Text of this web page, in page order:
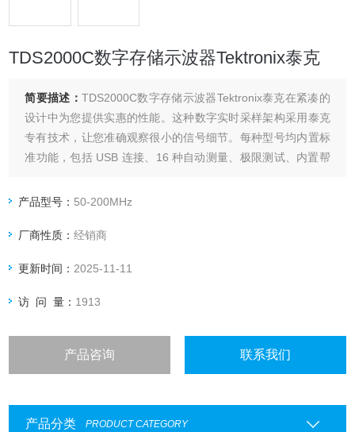
TDS2000C数字存储示波器Tektronix泰克
简要描述： TDS2000C数字存储示波器Tektronix泰克在紧凑的
设计中为您提供实惠的性能。这种数字实时采样架构采用泰克
专有技术，让您准确观察很小的信号细节。每种型号均内置标
准功能，包括 USB 连接、16 种自动测量、极限测试、内置帮
产品型号： 50-200MHz
厂商性质：经销商
更新时间：2025-11-11
访 问 量： 1913
产品咨询 联系我们
产品分类 PRODUCT CATEGORY